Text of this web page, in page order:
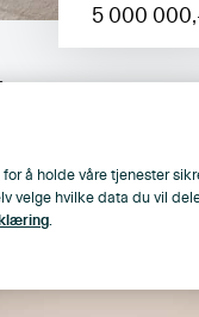
5 000 000
kvm
gate 66
å holde våre tjenester
velge hvilke data du vil
.